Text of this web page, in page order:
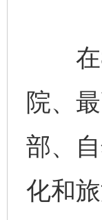
在8
院、
部、
化和